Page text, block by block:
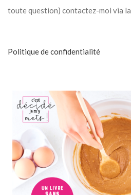
toute question) contactez-moi via la
Politique de confidentialité